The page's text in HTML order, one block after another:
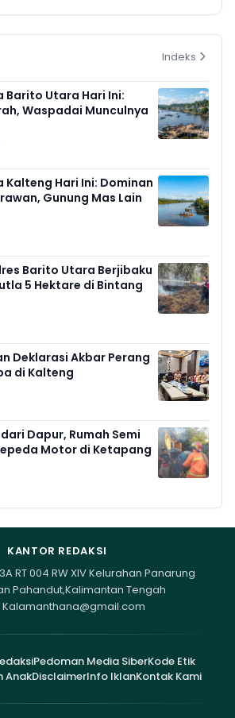
Indeks
Barito Utara Hari Ini:
Waspadai Munculnya
Kalteng Hari Ini: Dominan
Gunung Mas Lain
Barito Utara Berjibaku
5 Hektare di Bintang
Deklarasi Akbar Perang
di Kalteng
Dapur, Rumah Semi
Motor di Ketapang
KANTOR REDAKSI
RT 004 RW XIV Kelurahan Panarung
Pahandut,Kalimantan Tengah
Kalamanthana@gmail.com
Pedoman Media SiberKode Etik
AnakDisclaimerInfo IklanKontak Kami